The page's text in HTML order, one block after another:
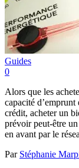
Guides
0
Alors que les
capacité d’emprunt
crédit, acheter un
prévoir peut-être
en avant par le
Par Stéphanie